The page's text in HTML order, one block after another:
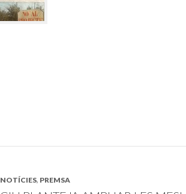
NOTÍCIES, PREMSA